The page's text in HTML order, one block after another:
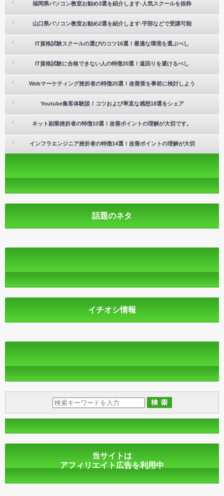
福岡県パソコン教室お勧め3選を紹介します-人気スクールを抜粋
山口県パソコン教室お勧め2選を紹介します-宇部などで受講可能
IT資格試験スクールの選びのコツ16選！最適な環境を選ぶべし
IT資格試験に合格できない人の特徴20選！遠回りを避けるべし
Webマーケティング挫折者の特徴25選！改善策を事前に検討しよう
Youtube集客体験談！コツおよび率直な感想18選をシェア
ネット副業挫折者の特徴10選！改善ポイントの理解が大切です。
インフラエンジニア挫折者の特徴14選！改善ポイントの理解が大切
話題のネタ
イチオシ情報
当サイトは
アフィリエイト広告を利用中